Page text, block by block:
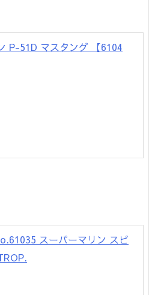
P-51D マスタング 【6104
スーパーマリン スピ